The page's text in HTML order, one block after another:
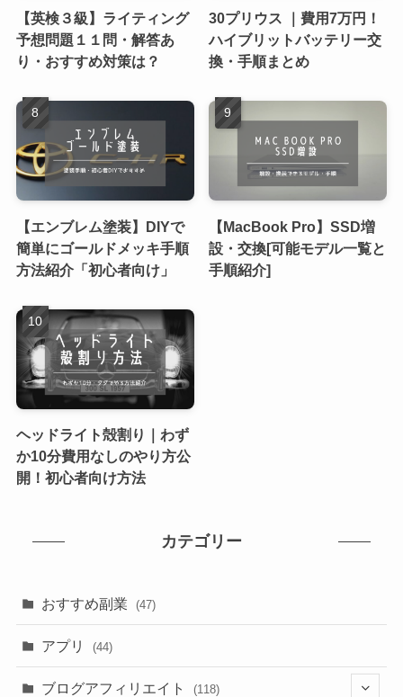
【英検３級】ライティング
予想問題１１問・解答あ
り・おすすめ対策は？
30プリウス ｜費用7万円！
ハイブリットバッテリー交
換・手順まとめ
【エンブレム塗装】DIYで
簡単にゴールドメッキ手順
方法紹介「初心者向け」
【MacBook Pro】SSD増
設・交換[可能モデル一覧と
手順紹介]
ヘッドライト殻割り｜わず
か10分費用なしのやり方公
開！初心者向け方法
カテゴリー
おすすめ副業 (47)
アプリ (44)
ブログアフィリエイト (118)